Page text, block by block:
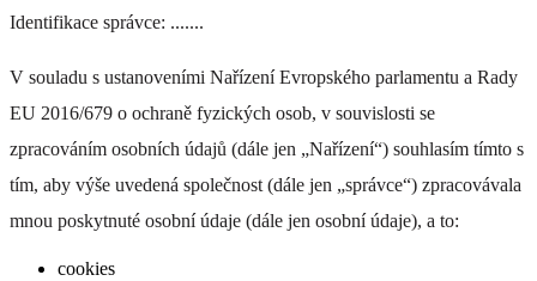
Identifikace správce: .......
V souladu s ustanoveními Nařízení Evropského parlamentu a Rady
EU 2016/679 o ochraně fyzických osob, v souvislosti se
zpracováním osobních údajů (dále jen „Nařízení“) souhlasím tímto s
tím, aby výše uvedená společnost (dále jen „správce“) zpracovávala
mnou poskytnuté osobní údaje (dále jen osobní údaje), a to:
cookies